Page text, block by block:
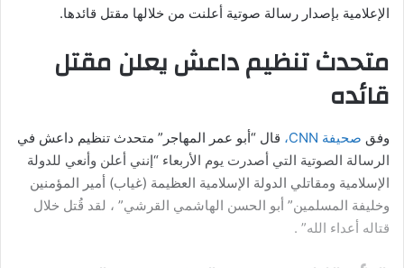
الإعلامية بإصدار رسالة صوتية أعلنت من خلالها مقتل قائدها.
متحدث تنظيم داعش يعلن مقتل
قائده
وفق صحيفة CNN، قال “أبو عمر المهاجر” متحدث تنظيم داعش في
الرسالة الصوتية التي أصدرت يوم الأربعاء “إنني أعلن وأنعي للدولة
الإسلامية ومقاتلي الدولة الإسلامية العظيمة (غياب) أمير المؤمنين
وخليفة المسلمين” أبو الحسن الهاشمي القرشي” ، لقد قُتل خلال
قتاله أعداء الله” .